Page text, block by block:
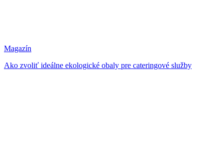
Magazín
Ako zvoliť ideálne ekologické obaly pre cateringové služby